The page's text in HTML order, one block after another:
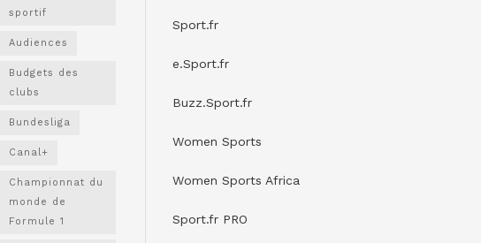
sportif
Audiences
Budgets des
clubs
Bundesliga
Canal+
Championnat du
monde de
Formule 1
Sport.fr
e.Sport.fr
Buzz.Sport.fr
Women Sports
Women Sports Africa
Sport.fr PRO